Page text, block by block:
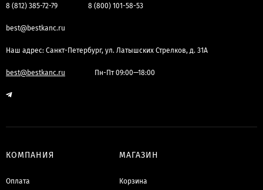
8 (812) 385-72-79 8 (800) 101-58-53
best@bestkanc.ru
Наш адрес: Санкт-Петербург, ул. Латышских Стрелков, д. 31А
best@bestkanc.ru Пн-Пт 09:00—18:00
КОМПАНИЯ
Оплата
МАГАЗИН
Корзина